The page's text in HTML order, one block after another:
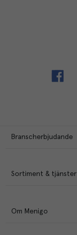
Branscherbjudande
Sortiment & tjänster
Om Menigo